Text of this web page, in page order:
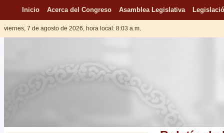
Inicio Acerca del Congreso Asamblea Legislativa
viernes, 7 de agosto de 2026, hora local: 8:03 a.m.